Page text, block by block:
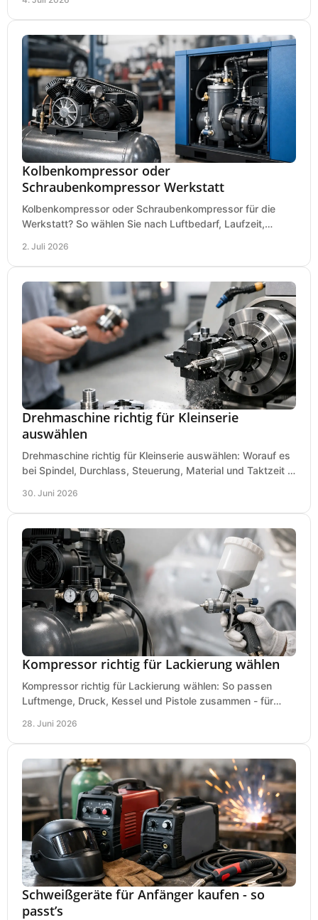
Kolbenkompressor oder
Schraubenkompressor Werkstatt
Kolbenkompressor oder Schraubenkompressor für die
Werkstatt? So wählen Sie nach Luftbedarf, Laufzeit,
2. Juli 2026
Drehmaschine richtig für Kleinserie
auswählen
Drehmaschine richtig für Kleinserie auswählen: Worauf es
bei Spindel, Durchlass, Steuerung, Material und Taktzeit in
30. Juni 2026
Kompressor richtig für Lackierung wählen
Kompressor richtig für Lackierung wählen: So passen
Luftmenge, Druck, Kessel und Pistole zusammen - für
28. Juni 2026
Schweißgeräte für Anfänger kaufen - so
passt’s